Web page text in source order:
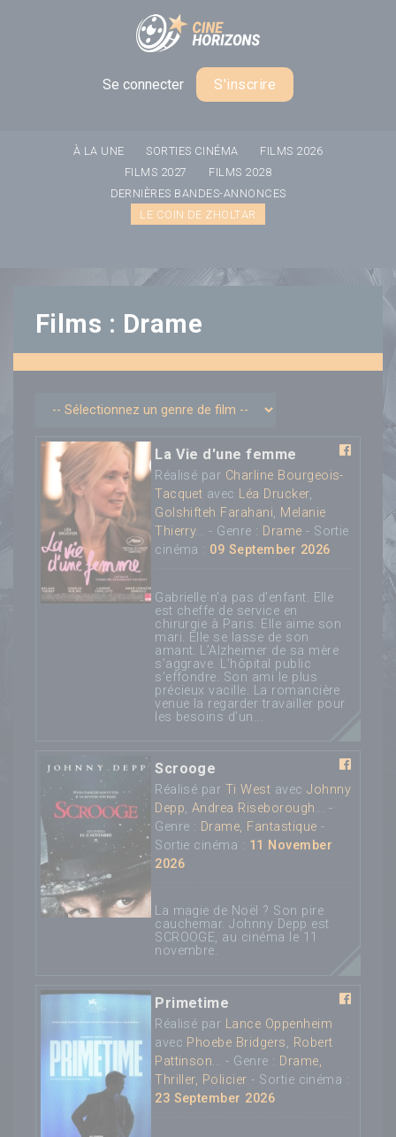
Se connecter S'inscrire
À LA UNE SORTIES CINÉMA
FILMS 2026
FILMS 2027
FILMS 2028
DERNIÈRES BANDES-ANNONCES
LE COIN DE ZHOLTAR
Films : Drame
La Vie d'une femme
Réalisé par Charline Bourgeois-
Tacquet avec Léa Drucker,
Golshifteh Farahani, Melanie
Thierry... - Genre : Drame - Sortie
cinéma : 09 September 2026
Gabrielle n’a pas d’enfant. Elle
est cheffe de service en
chirurgie à Paris. Elle aime son
mari. Elle se lasse de son
amant. L’Alzheimer de sa mère
s’aggrave. L’hôpital public
s’effondre. Son ami le plus
précieux vacille. La romancière
venue la regarder travailler pour
les besoins d’un...
Scrooge
Réalisé par Ti West avecJohnny
Depp, Andrea Riseborough... -
Genre : Drame, Fantastique -
Sortie cinéma : 11 November
2026
La magie de Noël ? Son pire
cauchemar. Johnny Depp est
SCROOGE, au cinéma le 11
novembre.
Primetime
Réalisé par Lance Oppenheim
avec Phoebe Bridgers, Robert
Pattinson... - Genre : Drame,
Thriller, Policier - Sortie cinéma :
23 September 2026
Panneau de gestion des cookies